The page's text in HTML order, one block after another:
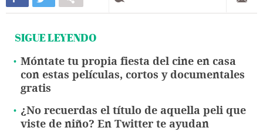
SIGUE LEYENDO
Móntate tu propia fiesta del cine en casa
con estas películas, cortos y documentales
gratis
¿No recuerdas el título de aquella peli que
viste de niño? En Twitter te ayudan